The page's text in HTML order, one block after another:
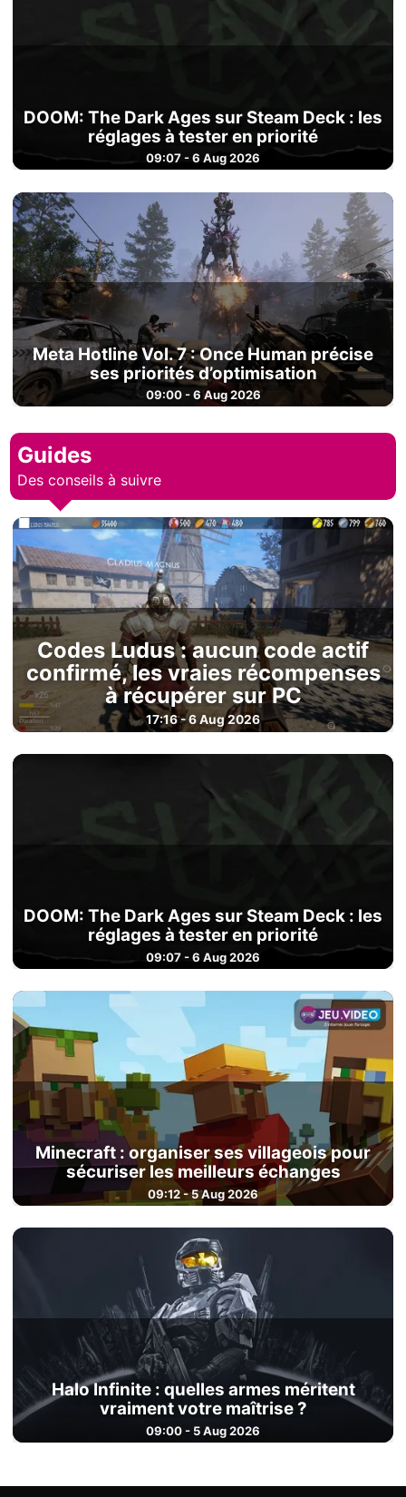
DOOM: The Dark Ages sur Steam Deck : les
réglages à tester en priorité
09:07 - 6 Aug 2026
Meta Hotline Vol. 7 : Once Human précise
ses priorités d’optimisation
09:00 - 6 Aug 2026
Guides
Des conseils à suivre
Codes Ludus : aucun code actif
confirmé, les vraies récompenses
à récupérer sur PC
17:16 - 6 Aug 2026
DOOM: The Dark Ages sur Steam Deck : les
réglages à tester en priorité
09:07 - 6 Aug 2026
Minecraft : organiser ses villageois pour
sécuriser les meilleurs échanges
09:12 - 5 Aug 2026
Halo Infinite : quelles armes méritent
vraiment votre maîtrise ?
09:00 - 5 Aug 2026